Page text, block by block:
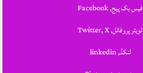
فیس بک پیج, Facebook
ٹویٹر پروفائل, Twitter, X
لنکڈ, linkedin